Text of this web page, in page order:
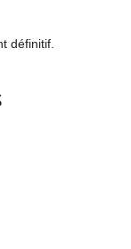
définitif.